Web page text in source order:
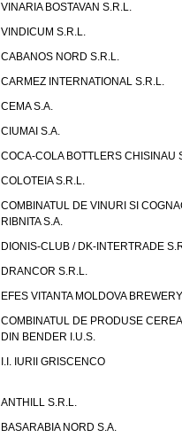
VINARIA BOSTAVAN S.R.L.
VINDICUM S.R.L.
CABANOS NORD S.R.L.
CARMEZ INTERNATIONAL S.R.L.
CEMA S.A.
CIUMAI S.A.
COCA-COLA BOTTLERS CHISINAU
COLOTEIA S.R.L.
COMBINATUL DE VINURI SI
RIBNITA S.A.
DIONIS-CLUB / DK-INTERTRADE
DRANCOR S.R.L.
EFES VITANTA MOLDOVA
COMBINATUL DE PRODUSE
DIN BENDER I.U.S.
I.I. IURII GRISCENCO
ANTHILL S.R.L.
BASARABIA NORD S.A.